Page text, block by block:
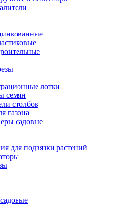
лотки
семян
столбов
газона
садовые
для подвязки растений